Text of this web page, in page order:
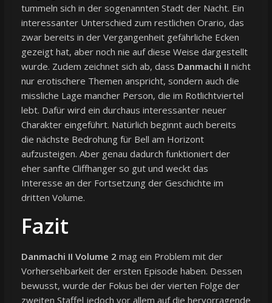
tummeln sich in der sogenannten Stadt der Nacht. Ein
interessanter Unterschied zum restlichen Orario, das
zwar bereits in der Vergangenheit gefährliche Ecken
gezeigt hat, aber noch nie auf diese Weise dargestellt
wurde. Zudem zeichnet sich ab, dass Danmachi II nicht
nur erotischere Themen anspricht, sondern auch die
missliche Lage mancher Person, die im Rotlichtviertel
lebt. Dafür wird ein durchaus interessanter neuer
Charakter eingeführt. Natürlich beginnt auch bereits
die nächste Bedrohung für Bell am Horizont
aufzusteigen. Aber genau dadurch funktioniert der
eher sanfte Cliffhanger so gut und weckt das
Interesse an der Fortsetzung der Geschichte im
dritten Volume.
Fazit
Danmachi II Volume 2 mag ein Problem mit der
Vorhersehbarkeit der ersten Episode haben. Dessen
bewusst, wurde der Fokus bei der vierten Folge der
zweiten Staffel jedoch vor allem auf die hervorragende